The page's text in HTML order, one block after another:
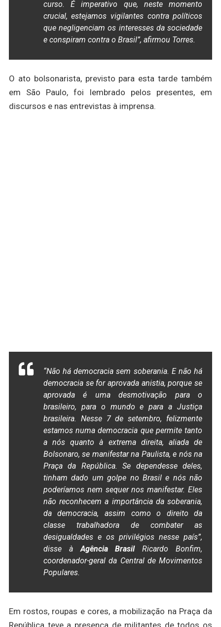
curso. É imperativo que, neste momento
crucial, estejamos vigilantes contra políticos
que negligenciam os interesses da sociedade
e conspiram contra o Brasil”, afirmou Torres.
O ato bolsonarista, previsto para esta tarde também
em São Paulo, foi lembrado pelos presentes, em
discursos e nas entrevistas à imprensa.
“Não há democracia sem soberania. E não há
democracia se for aprovada anistia, porque se
aprovada é uma desmotivação para o
brasileiro, para o mundo e para a Justiça
brasileira. Nesse 7 de setembro, felizmente
estamos numa democracia que permite tanto
a nós quanto à extrema direita, aliada de
Bolsonaro, se manifestar na Paulista, e nós na
Praça da República. Se dependesse deles,
tinham dado um golpe no Brasil e nós não
poderíamos nem sequer nos manifestar. Eles
não reconhecem a importância da soberania,
da democracia, assim como o direito da
classe trabalhadora de combater as
desigualdades e os privilégios nesse país”,
disse àAgência BrasilRicardo Bonfim,
coordenador-geral da Central de Movimentos
Populares.
Em rostos, roupas e cores, a mobilização na Praça da